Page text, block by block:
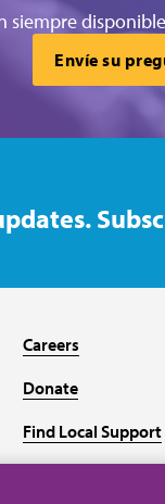
siempre
Envíe su
Careers
Donate
Find Local Support